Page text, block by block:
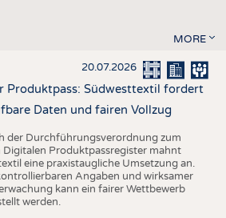
MORE
20.07.2026
Produktpass: Südwesttextil fordert
Daten und fairen Vollzug
der Durchführungsverordnung zum
Digitalen Produktpassregister mahnt
eine praxistaugliche Umsetzung an.
Angaben und wirksamer
kann ein fairer Wettbewerb
werden.